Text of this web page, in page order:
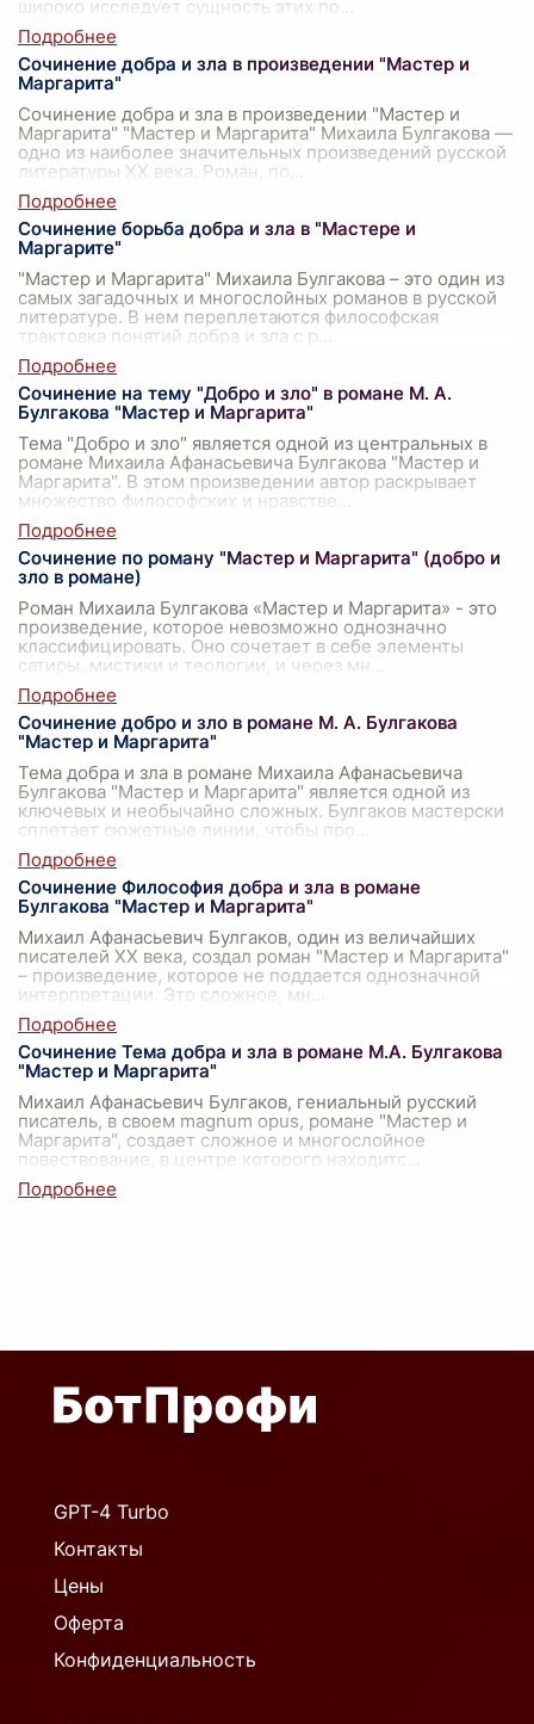
широко исследует сущность этих по
Сочинение добра и зла в произведении "Мастер и
Маргарита"
Сочинение добра и зла в произведении "Мастер и
Маргарита" "Мастер и Маргарита" Михаила Булгакова —
одно из наиболее значительных произведений русской
литературы XX века. Роман, по
Сочинение борьба добра и зла в "Мастере и
Маргарите"
"Мастер и Маргарита" Михаила Булгакова – это один из
самых загадочных и многослойных романов в русской
литературе. В нем переплетаются философская
трактовка понятий добра и зла с р
Сочинение на тему "Добро и зло" в романе М. А.
Булгакова "Мастер и Маргарита"
Тема "Добро и зло" является одной из центральных в
романе Михаила Афанасьевича Булгакова "Мастер и
Маргарита". В этом произведении автор раскрывает
множество философских и нравстве
Сочинение по роману "Мастер и Маргарита" (добро и
зло в романе)
Роман Михаила Булгакова «Мастер и Маргарита» - это
произведение, которое невозможно однозначно
классифицировать. Оно сочетает в себе элементы
сатиры, мистики и теологии, и через мн
Сочинение добро и зло в романе М. А. Булгакова
"Мастер и Маргарита"
Тема добра и зла в романе Михаила Афанасьевича
Булгакова "Мастер и Маргарита" является одной из
ключевых и необычайно сложных. Булгаков мастерски
сплетает сюжетные линии, чтобы про
Сочинение Философия добра и зла в романе
Булгакова "Мастер и Маргарита"
Михаил Афанасьевич Булгаков, один из величайших
писателей XX века, создал роман "Мастер и Маргарита"
– произведение, которое не поддается однозначной
интерпретации. Это сложное, мн
Сочинение Тема добра и зла в романе М.А. Булгакова
"Мастер и Маргарита"
Михаил Афанасьевич Булгаков, гениальный русский
писатель, в своем magnum opus, романе "Мастер и
Маргарита", создает сложное и многослойное
повествование, в центре которого находитс
GPT-4 Turbo
Контакты
Цены
Оферта
Конфиденциальность